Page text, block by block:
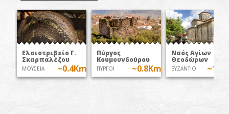
Ελαιοτριβείο Γ.
Σκαρπαλέζου
ΜΟΥΣΕΙΑ ~0.4Km
Πύργος
Κουμουνδούρου
ΠΥΡΓΟΙ ~0.8Km
Ναός Αγίων
Θεοδώρων
ΒΥΖΑΝΤΙΟ